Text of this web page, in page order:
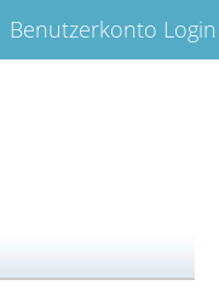
Benutzerkonto Login